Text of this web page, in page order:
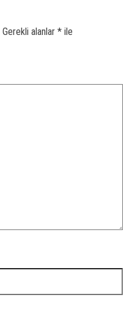
Gerekli alanlar * ile